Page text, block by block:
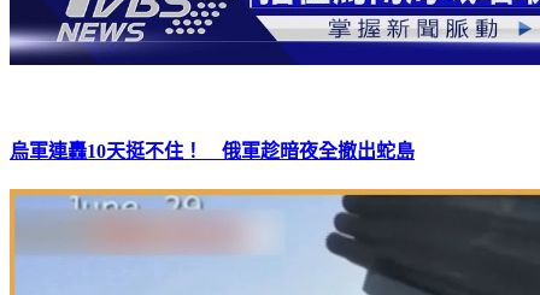
烏軍連轟10天挺不住！ 俄軍趁暗夜全撤出蛇島